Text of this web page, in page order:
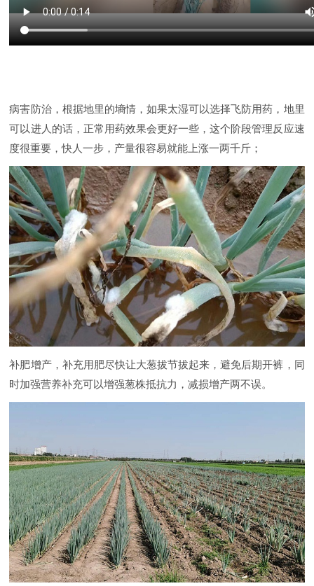
病害防治，根据地里的墒情，如果太湿可以选择飞防用药，地里
可以进人的话，正常用药效果会更好一些，这个阶段管理反应速
度很重要，快人一步，产量很容易就能上涨一两千斤；
补肥增产，补充用肥尽快让大葱拔节拔起来，避免后期开裤，同
时加强营养补充可以增强葱株抵抗力，减损增产两不误。